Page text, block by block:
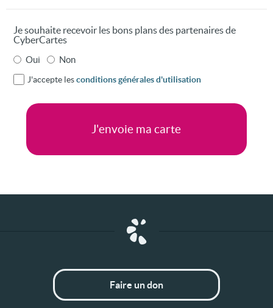
Je souhaite recevoir les bons plans des partenaires de
CyberCartes
Oui Non
J'accepte lesconditions générales d'utilisation
Faire un don